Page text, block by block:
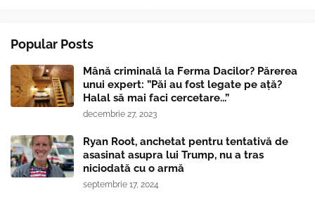
Popular Posts
Mână criminală la Ferma Dacilor? Părerea
unui expert: ”Păi au fost legate pe ață?
Halal să mai faci cercetare...”
decembrie 27, 2023
Ryan Root, anchetat pentru tentativă de
asasinat asupra lui Trump, nu a tras
niciodată cu o armă
septembrie 17, 2024